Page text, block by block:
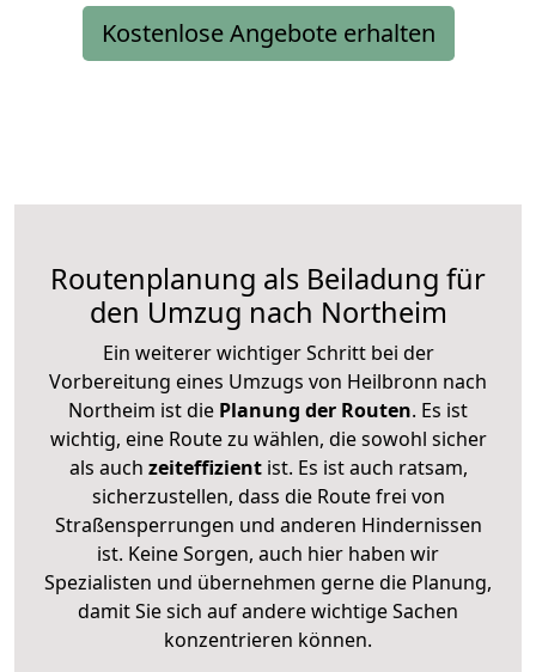
Kostenlose Angebote erhalten
Routenplanung als Beiladung für
den Umzug nach Northeim
Ein weiterer wichtiger Schritt bei der
Vorbereitung eines Umzugs von Heilbronn nach
Northeim ist die Planung der Routen. Es ist
wichtig, eine Route zu wählen, die sowohl sicher
als auch zeiteffizientist. Es ist auch ratsam,
sicherzustellen, dass die Route frei von
Straßensperrungen und anderen Hindernissen
ist. Keine Sorgen, auch hier haben wir
Spezialisten und übernehmen gerne die Planung,
damit Sie sich auf andere wichtige Sachen
konzentrieren können.